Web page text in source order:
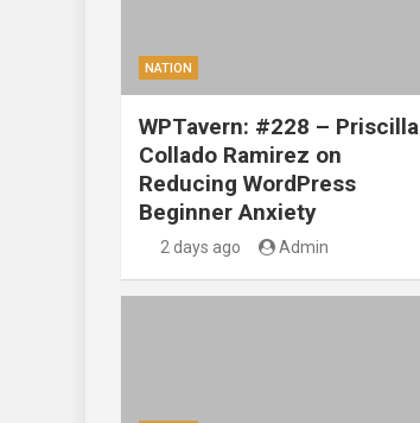
NATION
WPTavern: #228 – Priscilla
Collado Ramirez on
Reducing WordPress
Beginner Anxiety
2 days ago Admin